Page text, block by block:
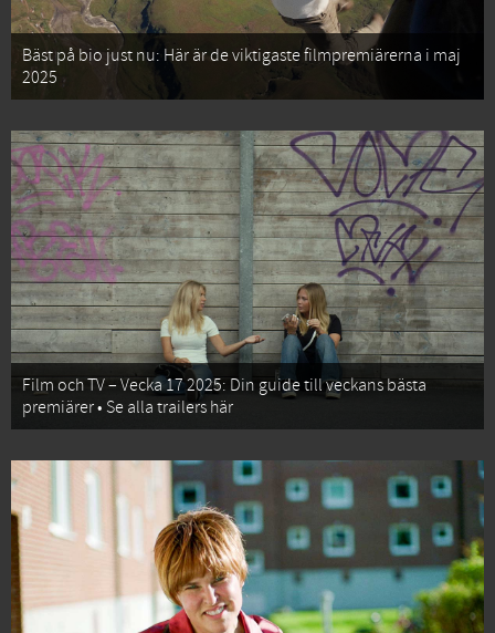
Bäst på bio just nu: Här är de viktigaste filmpremiärerna i maj
2025
Film och TV – Vecka 17 2025: Din guide till veckans bästa
premiärer • Se alla trailers här